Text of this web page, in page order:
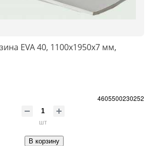
EVA 40, 1100x1950x7 мм,
4605500230252
шт
В корзину